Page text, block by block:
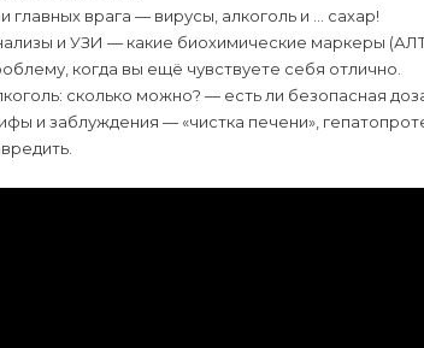
главных врага — вирусы, алкоголь и … сахар!
и УЗИ — какие биохимические маркеры
когда вы ещё чувствуете себя отлично.
сколько можно? — есть ли безопасная
и заблуждения — «чистка печени»,